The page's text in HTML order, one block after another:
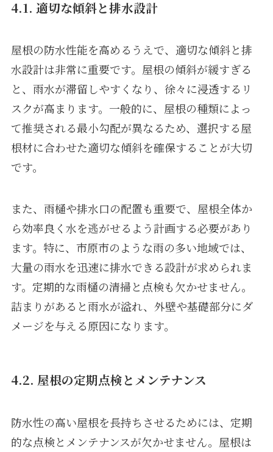
4.1. 適切な傾斜と排水設計
屋根の防水性能を高めるうえで、適切な傾斜と排
水設計は非常に重要です。屋根の傾斜が緩すぎる
と、雨水が滞留しやすくなり、徐々に浸透するリ
スクが高まります。一般的に、屋根の種類によっ
て推奨される最小勾配が異なるため、選択する屋
根材に合わせた適切な傾斜を確保することが大切
です。
また、雨樋や排水口の配置も重要で、屋根全体か
ら効率良く水を逃がせるよう計画する必要があり
ます。特に、市原市のような雨の多い地域では、
大量の雨水を迅速に排水できる設計が求められま
す。定期的な雨樋の清掃と点検も欠かせません。
詰まりがあると雨水が溢れ、外壁や基礎部分にダ
メージを与える原因になります。
4.2. 屋根の定期点検とメンテナンス
防水性の高い屋根を長持ちさせるためには、定期
的な点検とメンテナンスが欠かせません。屋根は